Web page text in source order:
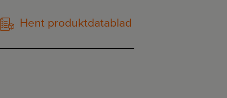
Hent produktdatablad